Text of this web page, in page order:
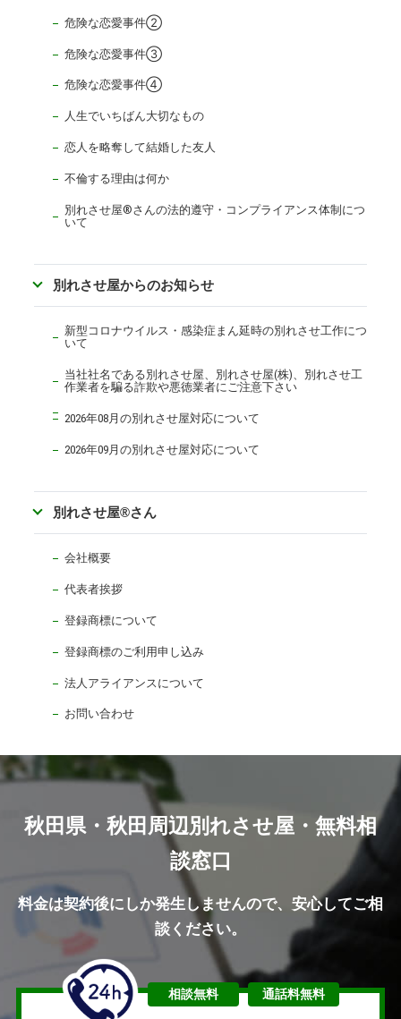
危険な恋愛事件②
危険な恋愛事件③
危険な恋愛事件④
人生でいちばん大切なもの
恋人を略奪して結婚した友人
不倫する理由は何か
別れさせ屋®さんの法的遵守・コンプライアンス体制につ
いて
別れさせ屋からのお知らせ
新型コロナウイルス・感染症まん延時の別れさせ工作につ
いて
当社社名である別れさせ屋、別れさせ屋(株)、別れさせ工
作業者を騙る詐欺や悪徳業者にご注意下さい
2026年08月の別れさせ屋対応について
2026年09月の別れさせ屋対応について
別れさせ屋®さん
会社概要
代表者挨拶
登録商標について
登録商標のご利用申し込み
法人アライアンスについて
お問い合わせ
秋田県・秋田周辺別れさせ屋・無料相
談窓口
料金は契約後にしか発生しませんので、安心してご相
談ください。
相談無料 通話料無料